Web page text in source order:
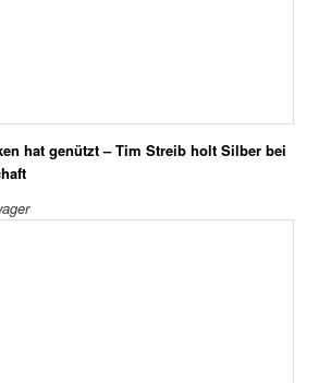
hat genützt – Tim Streib holt Silber bei